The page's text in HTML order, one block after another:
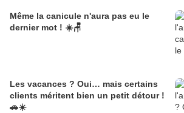
Même la canicule n'aura pas eu le
dernier mot ! ☀️🪑
Les vacances ? Oui… mais certains
clients méritent bien un petit détour !
🚗☀️